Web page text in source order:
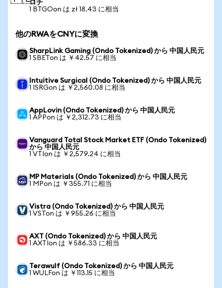
ロチ
1 BTGOon は zł 18.43 に相当
他のRWAをCNYに変換
SharpLink Gaming (Ondo Tokenized) から 中国人民元
1 SBETon は ￥42.57 に相当
Intuitive Surgical (Ondo Tokenized) から 中国人民元
1 ISRGon は ￥2,560.08 に相当
AppLovin (Ondo Tokenized) から 中国人民元
1 APPon は ￥2,312.73 に相当
Vanguard Total Stock Market ETF (Ondo Tokenized)
から 中国人民元
1 VTIon は ￥2,579.24 に相当
MP Materials (Ondo Tokenized) から 中国人民元
1 MPon は ￥355.71 に相当
Vistra (Ondo Tokenized) から 中国人民元
1 VSTon は ￥955.26 に相当
AXT (Ondo Tokenized) から 中国人民元
1 AXTIon は ￥586.33 に相当
Terawulf (Ondo Tokenized) から 中国人民元
1 WULFon は ￥113.15 に相当